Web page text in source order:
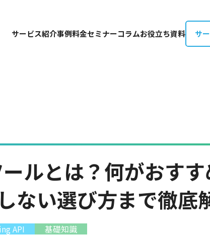
サービス紹介事例料金セミナーコラムお役立ち資料 サ
ルとは？何がおす
ない選び方まで徹底
API 基礎知識